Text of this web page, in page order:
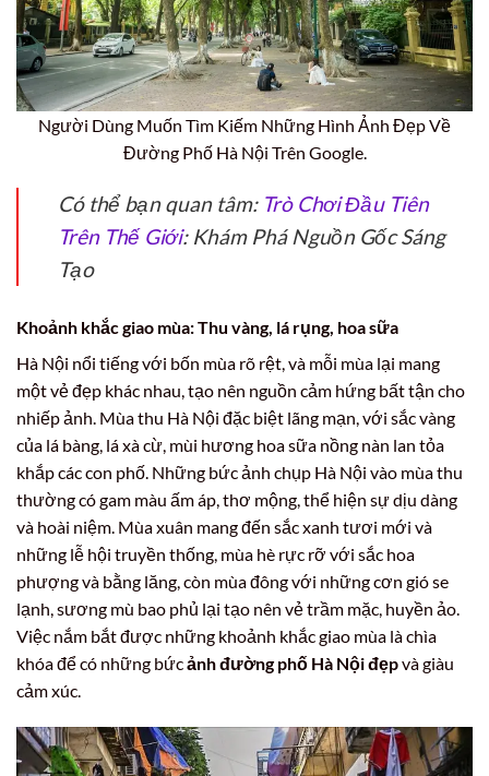
Người Dùng Muốn Tìm Kiếm Những Hình Ảnh Đẹp Về
Đường Phố Hà Nội Trên Google.
Có thể bạn quan tâm: Trò Chơi Đầu Tiên
Trên Thế Giới: Khám Phá Nguồn Gốc Sáng
Tạo
Khoảnh khắc giao mùa: Thu vàng, lá rụng, hoa sữa
Hà Nội nổi tiếng với bốn mùa rõ rệt, và mỗi mùa lại mang
một vẻ đẹp khác nhau, tạo nên nguồn cảm hứng bất tận cho
nhiếp ảnh. Mùa thu Hà Nội đặc biệt lãng mạn, với sắc vàng
của lá bàng, lá xà cừ, mùi hương hoa sữa nồng nàn lan tỏa
khắp các con phố. Những bức ảnh chụp Hà Nội vào mùa thu
thường có gam màu ấm áp, thơ mộng, thể hiện sự dịu dàng
và hoài niệm. Mùa xuân mang đến sắc xanh tươi mới và
những lễ hội truyền thống, mùa hè rực rỡ với sắc hoa
phượng và bằng lăng, còn mùa đông với những cơn gió se
lạnh, sương mù bao phủ lại tạo nên vẻ trầm mặc, huyền ảo.
Việc nắm bắt được những khoảnh khắc giao mùa là chìa
khóa để có những bứcảnh đường phố Hà Nội đẹpvà giàu
cảm xúc.